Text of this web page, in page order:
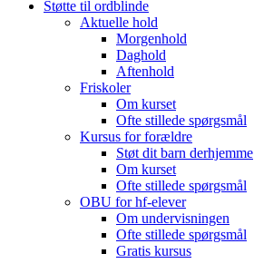
Støtte til ordblinde
Aktuelle hold
Morgenhold
Daghold
Aftenhold
Friskoler
Om kurset
Ofte stillede spørgsmål
Kursus for forældre
Støt dit barn derhjemme
Om kurset
Ofte stillede spørgsmål
OBU for hf-elever
Om undervisningen
Ofte stillede spørgsmål
Gratis kursus